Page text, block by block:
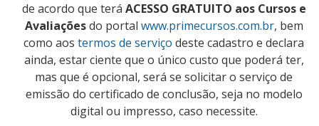
de acordo que terá ACESSO GRATUITO aos Cursos e
Avaliaçõesdo portal www.primecursos.com.br, bem
como aos termos de serviço deste cadastro e declara
ainda, estar ciente que o único custo que poderá ter,
mas que é opcional, será se solicitar o serviço de
emissão do certificado de conclusão, seja no modelo
digital ou impresso, caso necessite.